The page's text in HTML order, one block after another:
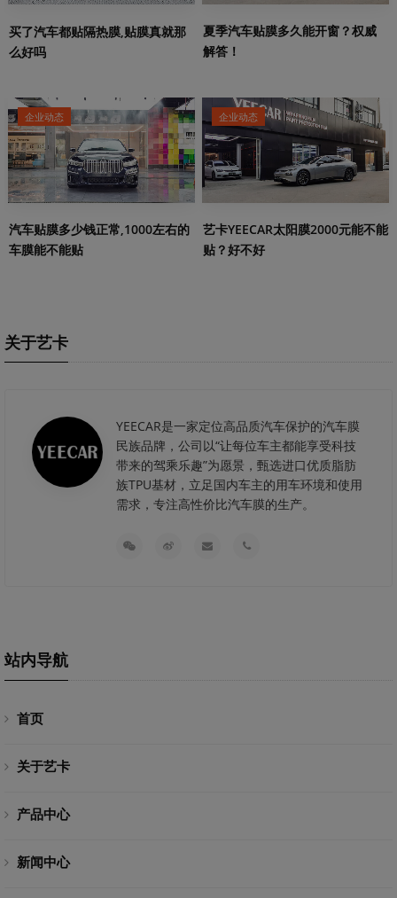
买了汽车都贴隔热膜,贴膜真就那
么好吗
夏季汽车贴膜多久能开窗？权威
解答！
企业动态
汽车贴膜多少钱正常,1000左右的
车膜能不能贴
企业动态
艺卡YEECAR太阳膜2000元能不能
贴？好不好
关于艺卡
YEECAR是一家定位高品质汽车保护的汽车膜
民族品牌，公司以“让每位车主都能享受科技
带来的驾乘乐趣”为愿景，甄选进口优质脂肪
族TPU基材，立足国内车主的用车环境和使用
需求，专注高性价比汽车膜的生产。
站内导航
首页
关于艺卡
产品中心
新闻中心